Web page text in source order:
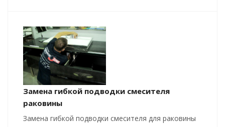
Замена гибкой подводки смесителя
раковины
Замена гибкой подводки смесителя для раковины